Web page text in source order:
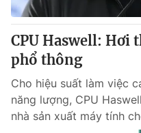
Cơ quan báo chí:Thời báo
Giấy phép hoạt động báo in
cấp ngày 29/12/2023
Tổng Biên tập:Vũ Thanh
Phó Tổng Biên tập:Nguyễn
Nguyễn Trọng Ninh
Tổng đài VTV: 024.38 355
CPU Haswell: Hơi
phổ thông
Cho hiệu suất làm việc
năng lượng, CPU
nhà sản xuất máy tính